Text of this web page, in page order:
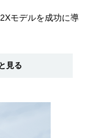
モデルを成功に導
見る